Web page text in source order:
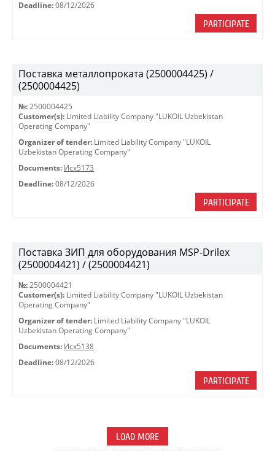
Deadline: 08/12/2026
PARTICIPATE
Поставка металлопроката (2500004425) /
(2500004425)
№: 2500004425
Customer(s): Limited Liability Company "LUKOIL Uzbekistan
Operating Company"
Organizer of tender: Limited Liability Company "LUKOIL
Uzbekistan Operating Company"
Documents: Исх5173
Deadline: 08/12/2026
PARTICIPATE
Поставка ЗИП для оборудования MSP-Drilex
(2500004421) / (2500004421)
№: 2500004421
Customer(s): Limited Liability Company "LUKOIL Uzbekistan
Operating Company"
Organizer of tender: Limited Liability Company "LUKOIL
Uzbekistan Operating Company"
Documents: Исх5138
Deadline: 08/12/2026
PARTICIPATE
LOAD MORE